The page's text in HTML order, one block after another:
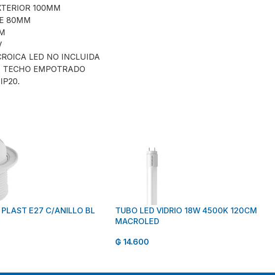
100MM
80MM
LED NO INCLUIDA
EMPOTRADO
E27 C/ANILLO BL
TUBO LED VIDRIO 18W 4500K 120CM
MACROLED
₲ 14.600